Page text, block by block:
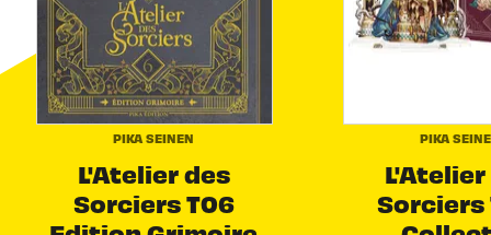
PIKA SEINEN
L'Atelier des
Sorciers T06
PIKA
L'Atelier
Sorciers